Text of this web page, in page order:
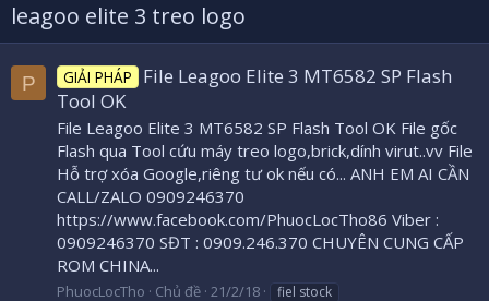
leagoo elite 3 treo logo
P GIẢI PHÁP
File Leagoo Elite 3 MT6582 SP Flash
Tool OK
File Leagoo Elite 3 MT6582 SP Flash Tool OK File gốc
Flash qua Tool cứu máy treo logo,brick,dính virut..vv File
Hỗ trợ xóa Google,riêng tư ok nếu có... ANH EM AI CẦN
CALL/ZALO 0909246370
https://www.facebook.com/PhuocLocTho86 Viber :
0909246370 SĐT : 0909.246.370 CHUYÊN CUNG CẤP
ROM CHINA...
PhuocLocTho Chủ đề 21/2/18
fiel stock